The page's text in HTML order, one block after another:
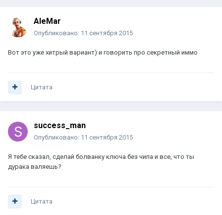
AleMar
Опубликовано: 11 сентября 2015
Вот это уже хитрый вариант) и говорить про секретный иммо
Цитата
success_man
Опубликовано: 11 сентября 2015
Я тебе сказал, сделай болванку ключа без чипа и все, что ты
дурака валяешь?
Цитата